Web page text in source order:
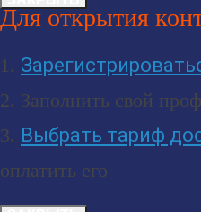
Для открытия
1.
2. Заполнить свой
3. Выбрать тариф
оплатить его